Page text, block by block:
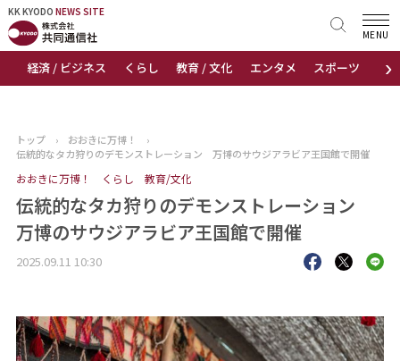
KK KYODO NEWS SITE
›
経済 / ビジネス くらし 教育 / 文化 エンタメ スポーツ 地域
MENU
KK KYODONEWS SITE
トップページ
ニュース
おすすめコンテンツ
出版物
トップ › おおきに万博！
›
伝統的なタカ狩りのデモンストレーション 万博のサウジアラビア王国館で開催
おおきに万博！ くらし 教育/文化
伝統的なタカ狩りのデモンストレーション
万博のサウジアラビア王国館で開催
2025.09.11 10:30